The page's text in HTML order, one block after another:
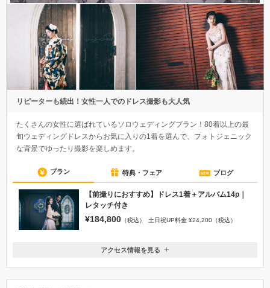
リピーターも続出！女性一人でのドレス撮影も大人気
たくさんの女性に選ばれているソロウェディングプラン！80着以上の最
旬ウェディングドレスからお気に入りの1着を選んで、フォトジェニック
な背景でゆったり撮影を楽しめます。
プラン 特典・フェア ブログ
【前撮りにおすすめ】ドレス1着＋アルバム14p｜
レタッチ付き
¥184,800 （税込） 土日祝UP料金 ¥24,200（税込）
大阪府大阪市中央区西心斎橋２丁目３−２ B1,2F
アクセス情報を見る